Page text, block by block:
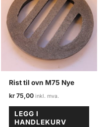
Rist til ovn M75 Nye
kr 75,00
LEGG I
HANDLEKURV